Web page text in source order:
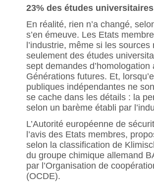
23% des études
En réalité, rien n’a changé,
s’en émeuve. Les Etats
l’industrie, même si les
seulement des études
sept demandes
Générations futures. Et,
publiques indépendantes ne
se cache dans les détails : la
selon un barème établi par
L’Autorité européenne de
l’avis des Etats membres,
selon la classification de
du groupe chimique allemand
par l’Organisation de
(OCDE).